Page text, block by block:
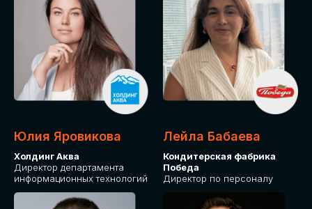
Юлия Яровикова
Холдинг Аква
Директор департамента
информационных технологий
Лейла Бабаева
Кондитерская фабрика
Победа
Директор по персоналу